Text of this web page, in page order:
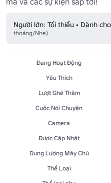
Người lớn: Tối thiểu • Dành
thoảng/Nhẹ)
Đang Hoạt Động
Yêu Thích
Lượt Ghé Thăm
Cuộc Nói Chuyện
Camera
Được Cập Nhật
Dung Lượng Máy Chủ
Thể Loại